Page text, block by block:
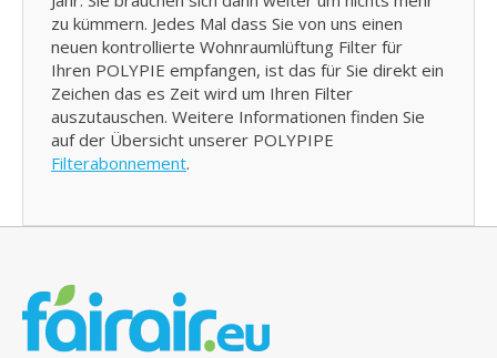
zu kümmern. Jedes Mal dass Sie von uns einen
neuen kontrollierte Wohnraumlüftung Filter für
Ihren POLYPIE empfangen, ist das für Sie direkt ein
Zeichen das es Zeit wird um Ihren Filter
auszutauschen. Weitere Informationen finden Sie
auf der Übersicht unserer POLYPIPE
Filterabonnement.